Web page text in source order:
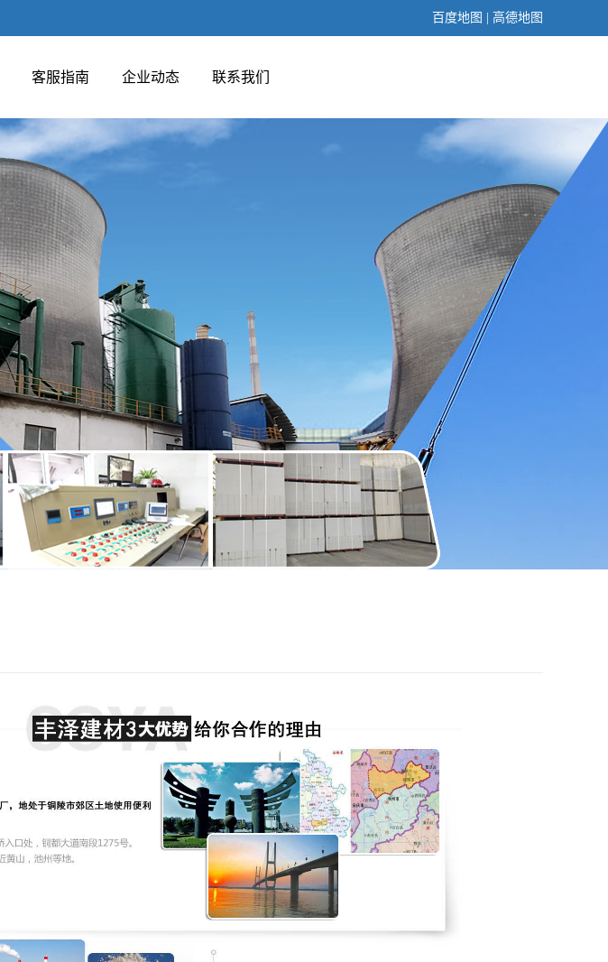
百度地图 高德地图
客服指南 企业动态 联系我们